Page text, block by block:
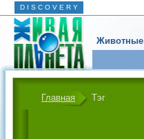
D I S C O V E R Y
Животные
Главная Тэг